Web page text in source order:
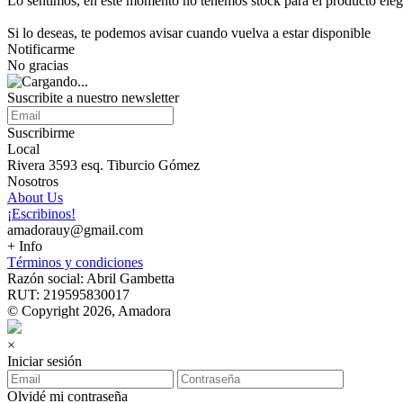
Si lo deseas, te podemos avisar cuando vuelva a estar disponible
Notificarme
No gracias
Suscribite a nuestro newsletter
Suscribirme
Local
Rivera 3593 esq. Tiburcio Gómez
Nosotros
About Us
¡Escribinos!
amadorauy@gmail.com
+ Info
Términos y condiciones
Razón social: Abril Gambetta
RUT: 219595830017
© Copyright 2026, Amadora
×
Iniciar sesión
Olvidé mi contraseña